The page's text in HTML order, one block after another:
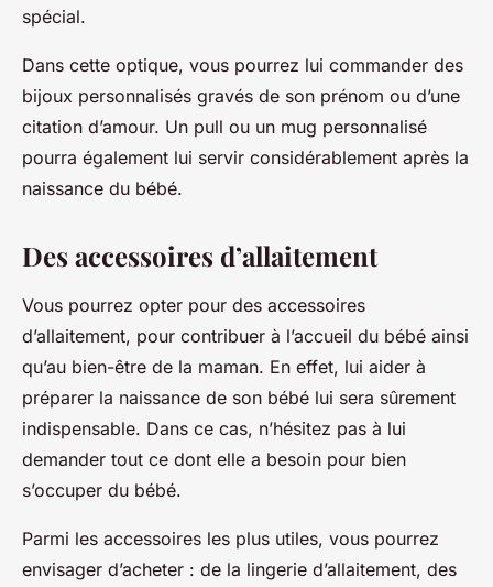
spécial.
Dans cette optique, vous pourrez lui commander des
bijoux personnalisés gravés de son prénom ou d’une
citation d’amour. Un pull ou un mug personnalisé
pourra également lui servir considérablement après la
naissance du bébé.
Des accessoires d’allaitement
Vous pourrez opter pour des accessoires
d’allaitement, pour contribuer à l’accueil du bébé ainsi
qu’au bien-être de la maman. En effet, lui aider à
préparer la naissance de son bébé lui sera sûrement
indispensable. Dans ce cas, n’hésitez pas à lui
demander tout ce dont elle a besoin pour bien
s’occuper du bébé.
Parmi les accessoires les plus utiles, vous pourrez
envisager d’acheter : de la lingerie d’allaitement, des